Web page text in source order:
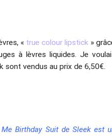
« true colour lipstick »
à lèvres liquides. Je
sont vendus au prix de 6,50€.
Birthday Suit de Sleek est